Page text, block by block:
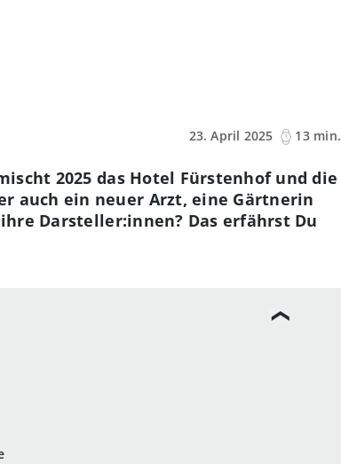
23. April 2025
13 min.
2025 das Hotel Fürstenhof und die
auch ein neuer Arzt, eine Gärtnerin
Darsteller:innen? Das erfährst Du